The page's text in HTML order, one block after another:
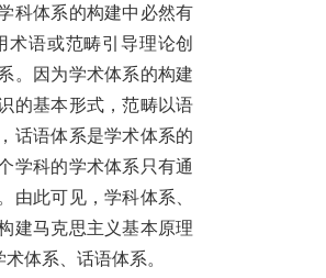
科体系的构建中必然有
语或范畴引导理论创
。因为学术体系的构建
的基本形式，范畴以语
话语体系是学术体系的
学科的学术体系只有通
由此可见，学科体系、
建马克思主义基本原理
体系、话语体系。